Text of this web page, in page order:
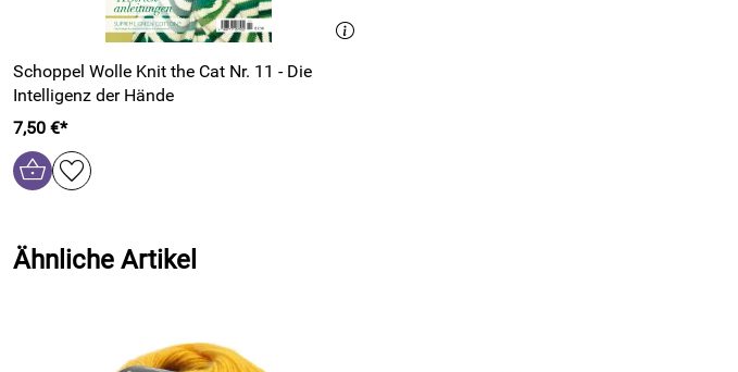
Schoppel Wolle Knit the Cat Nr. 11 - Die
Intelligenz der Hände
7,50 €*
Ähnliche Artikel